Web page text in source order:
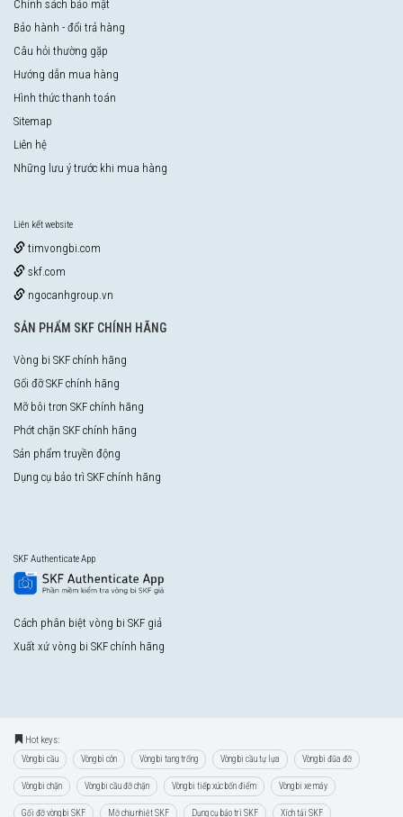
Chính sách bảo mật
Bảo hành - đổi trả hàng
Câu hỏi thường gặp
Hướng dẫn mua hàng
Hình thức thanh toán
Sitemap
Liên hệ
Những lưu ý trước khi mua hàng
Liên kết website
timvongbi.com
skf.com
ngocanhgroup.vn
SẢN PHẨM SKF CHÍNH HÃNG
Vòng bi SKF chính hãng
Gối đỡ SKF chính hãng
Mỡ bôi trơn SKF chính hãng
Phớt chặn SKF chính hãng
Sản phẩm truyền động
Dụng cụ bảo trì SKF chính hãng
SKF Authenticate App
Cách phân biệt vòng bi SKF giả
Xuất xứ vòng bi SKF chính hãng
Hot keys:
Vòng bi cầu Vòng bi côn Vòng bi tang trống Vòng bi cầu tự lựa Vòng bi đũa đỡ
Vòng bi chặn Vòng bi cầu đỡ chặn Vòng bi tiếp xúc bốn điểm Vòng bi xe máy
Gối đỡ vòng bi SKF Mỡ chịu nhiệt SKF Dụng cụ bảo trì SKF Xích tải SKF